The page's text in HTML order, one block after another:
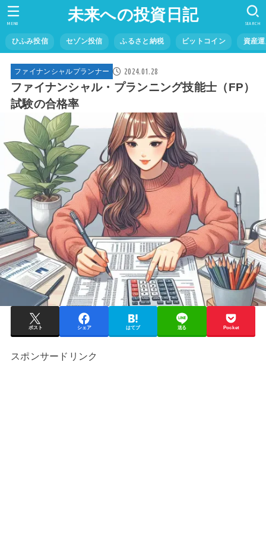
未来への投資日記
ひふみ投信 セゾン投信 ふるさと納税 ビットコイン 資産
SEARCH
MENU
ファイナンシャルプランナー 2024.01.28
ファイナンシャル・プランニング技能士（FP）
試験の合格率
ポスト シェア はてブ 送る Pocket
スポンサードリンク